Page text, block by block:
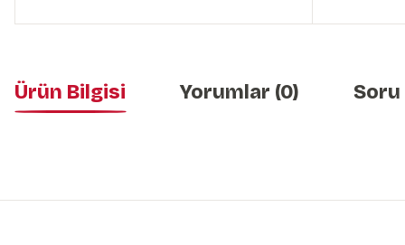
Ürün Bilgisi Yorumlar (0) Soru